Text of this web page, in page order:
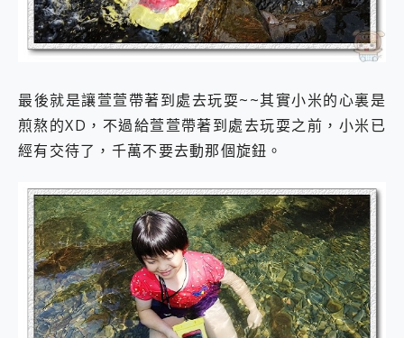
最後就是讓萱萱帶著到處去玩耍~~其實小米的心裏是
煎熬的XD，不過給萱萱帶著到處去玩耍之前，小米已
經有交待了，千萬不要去動那個旋鈕。